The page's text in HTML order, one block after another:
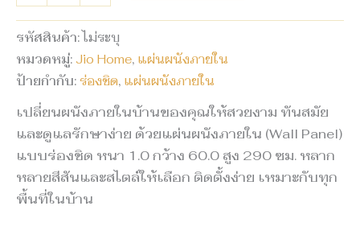
รหัสสินค้า: ไม่ระบุ
หมวดหมู่: Jio Home, แผ่นผนังภายใน
ป้ายกำกับ: ร่องชิด, แผ่นผนังภายใน
เปลี่ยนผนังภายในบ้านของคุณให้สวยงาม ทันสมัย
และดูแลรักษาง่าย ด้วยแผ่นผนังภายใน (Wall Panel)
แบบร่องชิด หนา 1.0 กว้าง 60.0 สูง 290 ซม. หลาก
หลายสีสันและสไตล์ให้เลือก ติดตั้งง่าย เหมาะกับทุก
พื้นที่ในบ้าน